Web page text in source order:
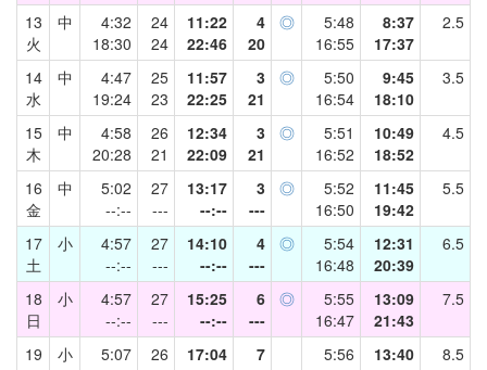
13
火
中
4:32
18:30
24
24
11:22
22:46
4
20
◎
5:48
16:55
8:37
17:37
2.5
14
水
中
4:47
19:24
25
23
11:57
22:25
3
21
◎
5:50
16:54
9:45
18:10
3.5
15
木
中
4:58
20:28
26
21
12:34
22:09
3
21
◎
5:51
16:52
10:49
18:52
4.5
16
金
中
5:02
--:--
27
---
13:17
--:--
3
---
◎
5:52
16:50
11:45
19:42
5.5
17
土
小
4:57
--:--
27
---
14:10
--:--
4
---
◎
5:54
16:48
12:31
20:39
6.5
18
日
小
4:57
--:--
27
---
15:25
--:--
6
---
◎
5:55
16:47
13:09
21:43
7.5
19
小
5:07
26
17:04
7
5:56
13:40
8.5